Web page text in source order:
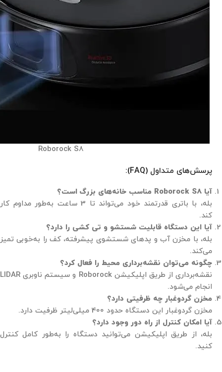
Roborock S8
پرسش‌های متداول (FAQ):
آیا Roborock S8 مناسب خانه‌های بزرگ است؟
بله، با باتری قدرتمند خود می‌تواند تا 3 ساعت به‌طور مداوم کار
کند.
آیا این دستگاه قابلیت شستشو و تی کشی را دارد؟
بله، با مخزن آب و پدهای شستشوی پیشرفته، کف را به‌خوبی تمیز
می‌کند.
چگونه می‌توان نقشه‌برداری محیط را فعال کرد؟
نقشه‌برداری از طریق اپلیکیشن Roborock و سیستم ناوبری LIDAR
انجام می‌شود.
مخزن گردوغبار چه ظرفیتی دارد؟
مخزن گردوغبار این دستگاه حدود 400 میلی‌لیتر ظرفیت دارد.
آیا امکان کنترل از راه دور وجود دارد؟
بله، از طریق اپلیکیشن می‌توانید دستگاه را به‌طور کامل کنترل
کنید.